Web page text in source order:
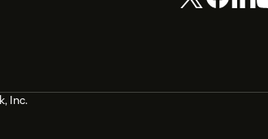
Inc.